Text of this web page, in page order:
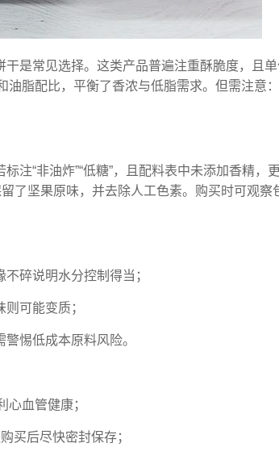
是常见选择。这类产品普遍注重酥脆度，且
油脂配比，平衡了香浓与低脂需求。但需注意
注“非油炸”“低糖”，且配料表中未添加香精，
了坚果原味，并去除人工色素。购买时可观察
碎说明水分控制得当；
可能变质；
惕低成本原料风险。
心血管健康；
买后尽快密封保存；